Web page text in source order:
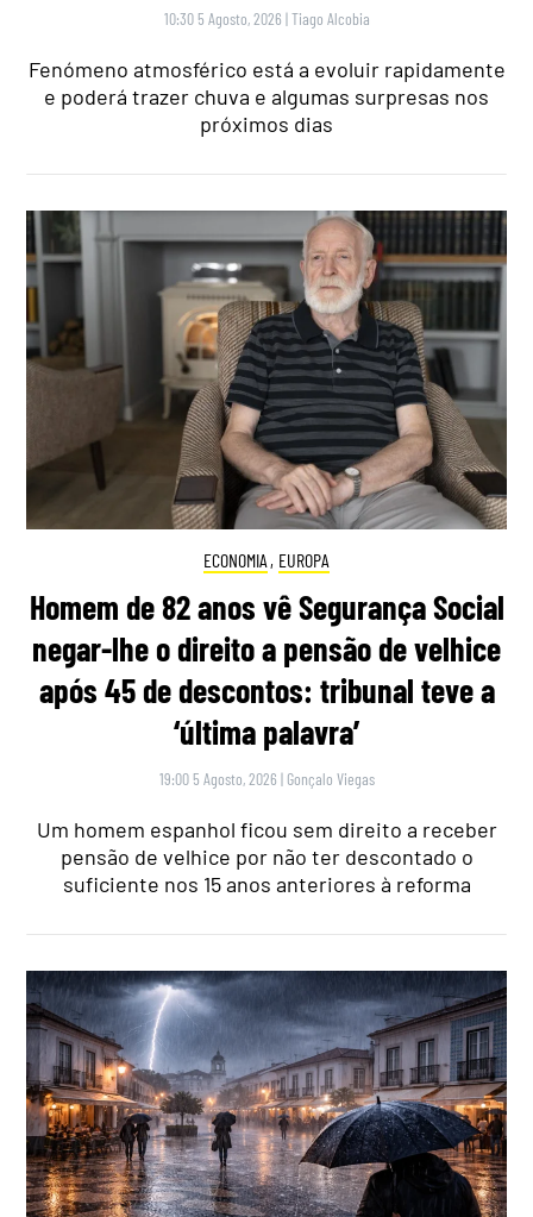
10:30 5 Agosto, 2026 |Tiago Alcobia
Fenómeno atmosférico está a evoluir rapidamente
e poderá trazer chuva e algumas surpresas nos
próximos dias
ECONOMIA , EUROPA
Homem de 82 anos vê Segurança Social
negar-lhe o direito a pensão de velhice
após 45 de descontos: tribunal teve a
‘última palavra’
19:00 5 Agosto, 2026 | Gonçalo Viegas
Um homem espanhol ficou sem direito a receber
pensão de velhice por não ter descontado o
suficiente nos 15 anos anteriores à reforma